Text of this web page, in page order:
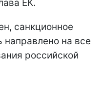
ЕК.
санкционное
на все
российской